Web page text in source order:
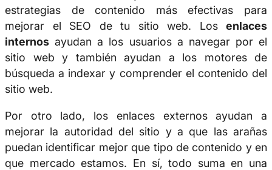
estrategias de contenido más efectivas para
mejorar el SEO de tu sitio web. Los enlaces
internos ayudan a los usuarios a navegar por el
sitio web y también ayudan a los motores de
búsqueda a indexar y comprender el contenido del
sitio web.
Por otro lado, los enlaces externos ayudan a
mejorar la autoridad del sitio y a que las arañas
puedan identificar mejor que tipo de contenido y en
que mercado estamos. En sí, todo suma en una